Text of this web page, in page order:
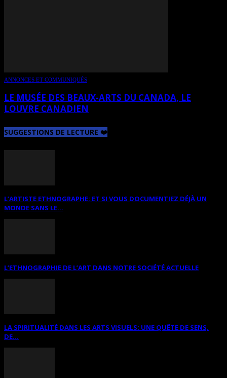
ANNONCES ET COMMUNIQUÉS
LE MUSÉE DES BEAUX-ARTS DU CANADA, LE
LOUVRE CANADIEN
SUGGESTIONS DE LECTURE ❤️
L’ARTISTE ETHNOGRAPHE: ET SI VOUS DOCUMENTIEZ DÉJÀ UN
MONDE SANS LE...
L’ETHNOGRAPHIE DE L’ART DANS NOTRE SOCIÉTÉ ACTUELLE
LA SPIRITUALITÉ DANS LES ARTS VISUELS: UNE QUÊTE DE SENS,
DE...